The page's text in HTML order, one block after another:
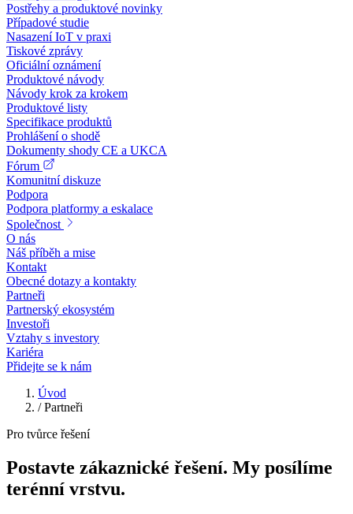
Postřehy a produktové novinky
Případové studie
Nasazení IoT v praxi
Tiskové zprávy
Oficiální oznámení
Produktové návody
Návody krok za krokem
Produktové listy
Specifikace produktů
Prohlášení o shodě
Dokumenty shody CE a UKCA
Fórum
Komunitní diskuze
Podpora
Podpora platformy a eskalace
Společnost
O nás
Náš příběh a mise
Kontakt
Obecné dotazy a kontakty
Partneři
Partnerský ekosystém
Investoři
Vztahy s investory
Kariéra
Přidejte se k nám
Úvod
/ Partneři
Pro tvůrce řešení
Postavte zákaznické řešení. My posílíme
terénní vrstvu.